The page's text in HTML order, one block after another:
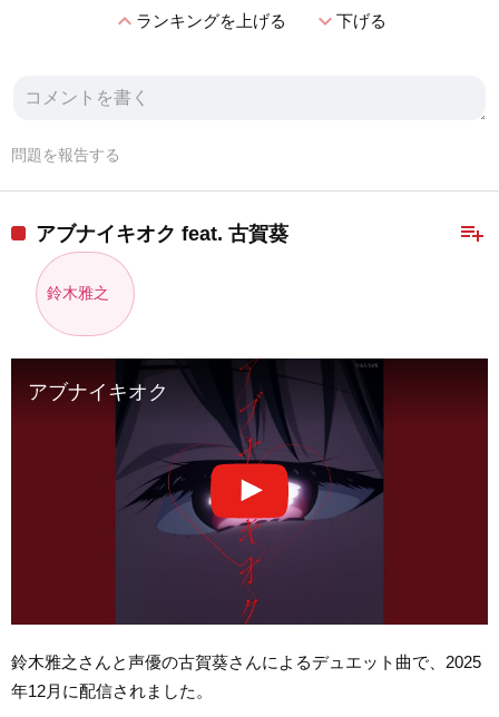
expand_lessランキングを上げる expand_more下げる
問題を報告する
playlist_add
アブナイキオク feat. 古賀葵
鈴木雅之
アブナイキオク
鈴木雅之さんと声優の古賀葵さんによるデュエット曲で、2025
年12月に配信されました。